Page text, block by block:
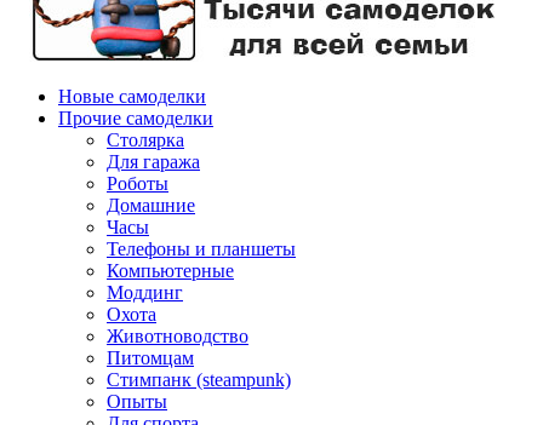
Новые самоделки
Прочие самоделки
Столярка
Для гаража
Роботы
Домашние
Часы
Телефоны и планшеты
Компьютерные
Моддинг
Охота
Животноводство
Питомцам
Стимпанк (steampunk)
Опыты